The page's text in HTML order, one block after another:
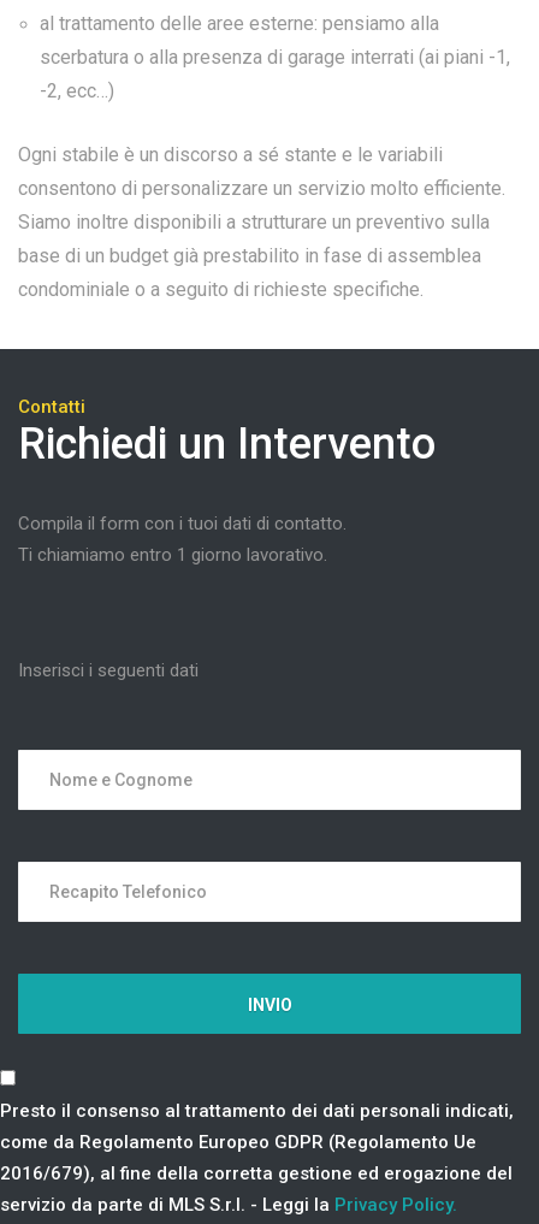
al trattamento delle aree esterne: pensiamo alla
scerbatura o alla presenza di garage interrati (ai piani -1,
-2, ecc…)
Ogni stabile è un discorso a sé stante e le variabili
consentono di personalizzare un servizio molto efficiente.
Siamo inoltre disponibili a strutturare un preventivo sulla
base di un budget già prestabilito in fase di assemblea
condominiale o a seguito di richieste specifiche.
Contatti
Richiedi un Intervento
Compila il form con i tuoi dati di contatto.
Ti chiamiamo entro 1 giorno lavorativo.
Inserisci i seguenti dati
Presto il consenso al trattamento dei dati personali indicati,
come da Regolamento Europeo GDPR (Regolamento Ue
2016/679), al fine della corretta gestione ed erogazione del
servizio da parte di MLS S.r.l. - Leggi la Privacy Policy.